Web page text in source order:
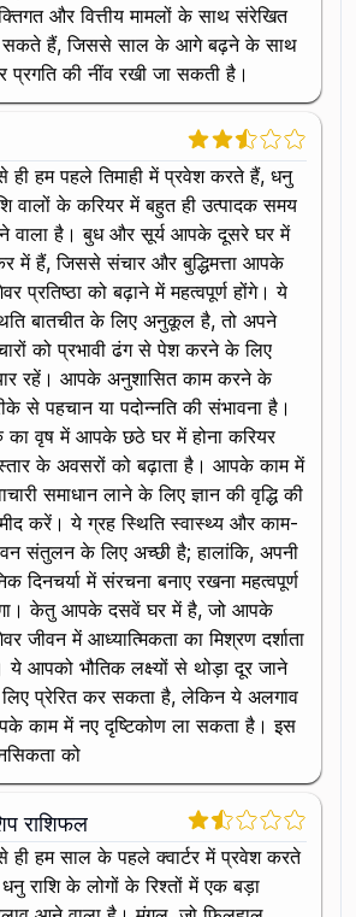
और वित्तीय मामलों के साथ संरेखित
सकते हैं, जिससे साल के आगे बढ़ने के साथ
प्रगति की नींव रखी जा सकती है।
ही हम पहले तिमाही में प्रवेश करते हैं, धनु
वालों के करियर में बहुत ही उत्पादक समय
वाला है। बुध और सूर्य आपके दूसरे घर में
में हैं, जिससे संचार और बुद्धिमत्ता आपके
प्रतिष्ठा को बढ़ाने में महत्वपूर्ण होंगे। ये
बातचीत के लिए अनुकूल है, तो अपने
को प्रभावी ढंग से पेश करने के लिए
रहें। आपके अनुशासित काम करने के
से पहचान या पदोन्नति की संभावना है।
का वृष में आपके छठे घर में होना करियर
के अवसरों को बढ़ाता है। आपके काम में
समाधान लाने के लिए ज्ञान की वृद्धि की
करें। ये ग्रह स्थिति स्वास्थ्य और काम-
संतुलन के लिए अच्छी है; हालांकि, अपनी
दिनचर्या में संरचना बनाए रखना महत्वपूर्ण
केतु आपके दसवें घर में है, जो आपके
जीवन में आध्यात्मिकता का मिश्रण दर्शाता
ये आपको भौतिक लक्ष्यों से थोड़ा दूर जाने
प्रेरित कर सकता है, लेकिन ये अलगाव
काम में नए दृष्टिकोण ला सकता है। इस
को
राशिफल
ही हम साल के पहले क्वार्टर में प्रवेश करते
राशि के लोगों के रिश्तों में एक बड़ा